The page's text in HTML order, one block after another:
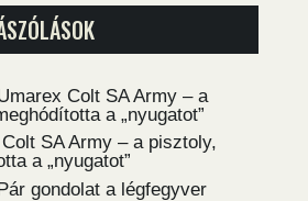
Colt SA Army – a
a „nyugatot”
SA Army – a pisztoly,
a „nyugatot”
gondolat a légfegyver